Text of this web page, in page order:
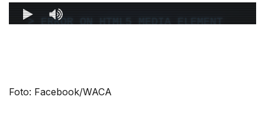
Foto: Facebook/WACA